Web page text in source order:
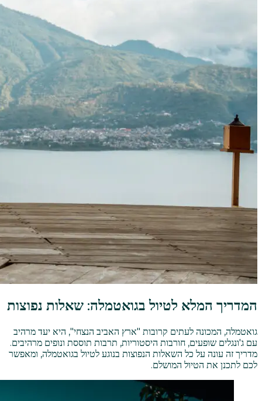
המדריך המלא לטיול בגואטמלה: שאלות נפוצות
גואטמלה, המכונה לעתים קרובות "ארץ האביב הנצחי", היא יעד מרהיב
עם ג'ונגלים שופעים, חורבות היסטוריות, תרבות תוססת ונופים מרהיבים.
מדריך זה עונה על כל השאלות הנפוצות בנוגע לטיול בגואטמלה, ומאפשר
לכם לתכנן את הטיול המושלם.